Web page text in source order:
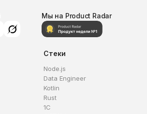
Мы на Product Radar
Стеки
Node.js
Data Engineer
Kotlin
Rust
1C